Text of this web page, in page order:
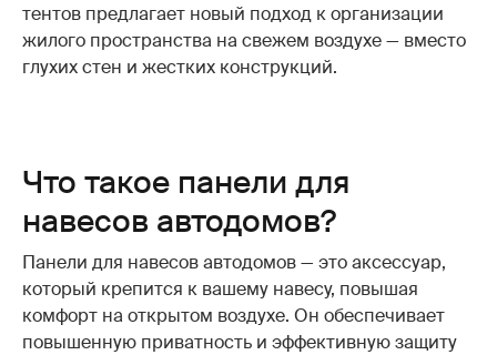
тентов предлагает новый подход к организации
жилого пространства на свежем воздухе — вместо
глухих стен и жестких конструкций.
Что такое панели для
навесов автодомов?
Панели для навесов автодомов — это аксессуар,
который крепится к вашему навесу, повышая
комфорт на открытом воздухе. Он обеспечивает
повышенную приватность и эффективную защиту